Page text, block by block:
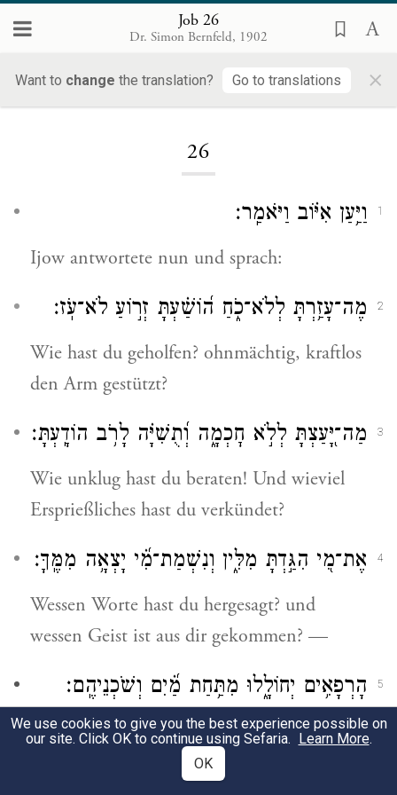
Job 26
Dr. Simon Bernfeld, 1902
Want to change the translation? Go to translations ×
26
1 וַיַּ֥עַן אִיּ֗וֹב וַיֹּאמַֽר׃
Ijow antwortete nun und sprach:
2 מֶה־עָזַ֥רְתָּ לְלֹא־כֹ֑חַ ה֝וֹשַׁ֗עְתָּ זְר֣וֹעַ לֹא־עֹֽז׃
Wie hast du geholfen? ohnmächtig, kraftlos
den Arm gestützt?
3 מַה־יָּ֭עַצְתָּ לְלֹ֣א חׇכְמָ֑ה וְ֝תֻשִׁיָּ֗ה לָרֹ֥ב הוֹדָֽעְתָּ׃
Wie unklug hast du beraten! Und wieviel
Ersprießliches hast du verkündet?
4 אֶת־מִ֭י הִגַּ֣דְתָּ מִלִּ֑ין וְנִשְׁמַת־מִ֝֗י יָצְאָ֥ה מִמֶּֽךָּ׃
Wessen Worte hast du hergesagt? und
wessen Geist ist aus dir gekommen? —
5 הָרְפָאִ֥ים יְחוֹלָ֑לוּ מִתַּ֥חַת מַ֝֗יִם וְשֹׁכְנֵיהֶֽם׃
[Ob ich nicht wüsste], dass [vor Gott] selbst
die Toten erbeben, die tiefen Gewässer und
We use cookies to give you the best experience possible on
our site. Click OK to continue using Sefaria. Learn More.
OK